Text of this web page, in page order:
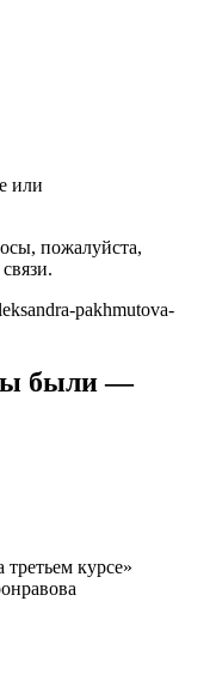
или
пожалуйста,
pakhmutova-
были —
курсе»